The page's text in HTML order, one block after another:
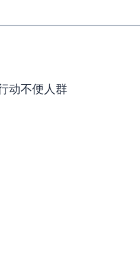
动不便人群